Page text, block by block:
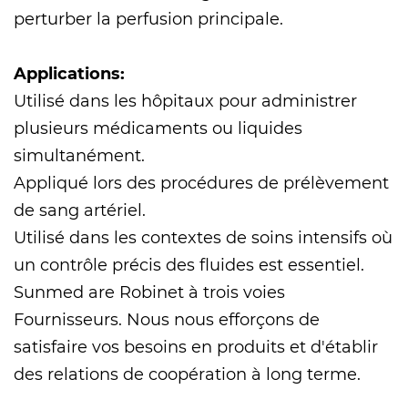
perturber la perfusion principale.
Applications:
Utilisé dans les hôpitaux pour administrer
plusieurs médicaments ou liquides
simultanément.
Appliqué lors des procédures de prélèvement
de sang artériel.
Utilisé dans les contextes de soins intensifs où
un contrôle précis des fluides est essentiel.
Sunmed are Robinet à trois voies
Fournisseurs. Nous nous efforçons de
satisfaire vos besoins en produits et d'établir
des relations de coopération à long terme.